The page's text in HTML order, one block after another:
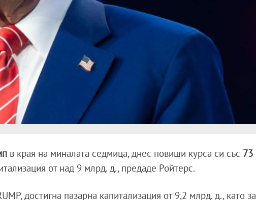
в края на миналата седмица, днес повиши курса си със 73
от над 9 млрд. д., предаде Ройтерс.
достигна пазарна капитализация от 9,2 млрд. д., като за